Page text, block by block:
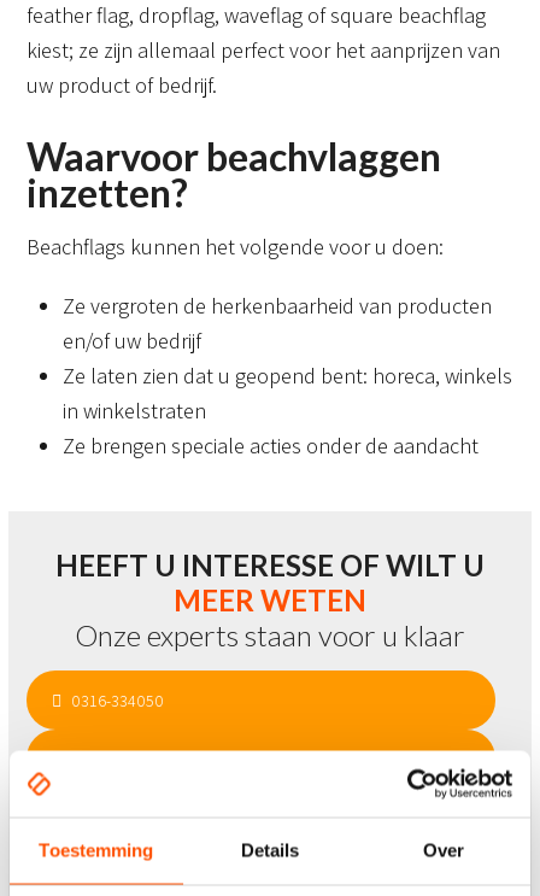
Toestemming Details Over
feather flag, dropflag, waveflag of square beachflag
kiest; ze zijn allemaal perfect voor het aanprijzen van
uw product of bedrijf.
Waarvoor beachvlaggen
inzetten?
Beachflags kunnen het volgende voor u doen:
Ze vergroten de herkenbaarheid van producten
en/of uw bedrijf
Ze laten zien dat u geopend bent: horeca, winkels
in winkelstraten
Ze brengen speciale acties onder de aandacht
HEEFT U INTERESSE OF WILT U
MEER WETEN
Onze experts staan voor u klaar
0316-334050